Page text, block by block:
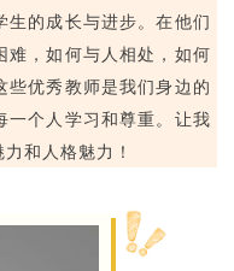
生的成长与进步。在他们
难，如何与人相处，如何
些优秀教师是我们身边的
一个人学习和尊重。让我
和人格魅力！